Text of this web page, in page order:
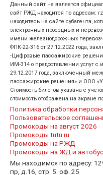
Данный сайт не является
сайт РЖД находится по адресам:
находитесь на сайте субагента,
электронных проездных и
имени железнодорожных
ФПК-22-316 от 27.12.2022 года,
-Цифровые пассажирские
ИМ-314 о предоставлении услуг с
29.12.2017 года, заключенный
пассажирские решения» и ООО
Стоимость билетов указана с
стоимость отображена на экране
Политика обработки
Пользовательское
Промокоды на август 2026
Промокоды tutu.ru
Промокоды на РЖД
Промокоды на ЖД и
Мы находимся по адресу:
пр, д.16, стр. 5. оф. 25